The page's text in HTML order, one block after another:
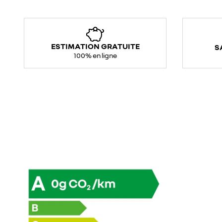
ESTIMATION GRATUITE
100% en ligne